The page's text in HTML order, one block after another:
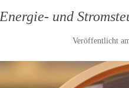
Energie- und
Veröffentlicht